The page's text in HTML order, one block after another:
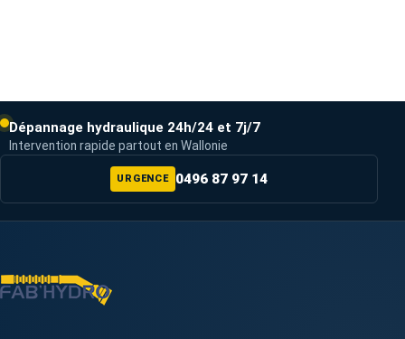
Dépannage hydraulique 24h/24 et 7j/7
Intervention rapide partout en Wallonie
URGENCE 0496 87 97 14